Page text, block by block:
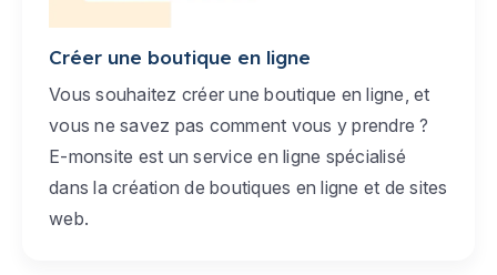
Créer une boutique en ligne
Vous souhaitez créer une boutique en ligne, et
vous ne savez pas comment vous y prendre ?
E-monsite est un service en ligne spécialisé
dans la création de boutiques en ligne et de sites
web.